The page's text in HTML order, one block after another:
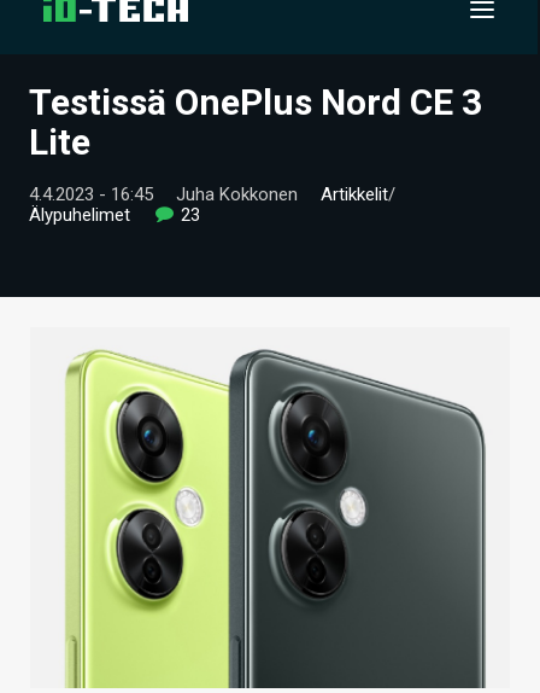
UUTISET
VIDEOT
HINTA.FI
VAIHDA TEEMA
Testissä OnePlus Nord CE 3
Lite
4.4.2023 - 16:45 Juha Kokkonen Artikkelit/
Älypuhelimet
23